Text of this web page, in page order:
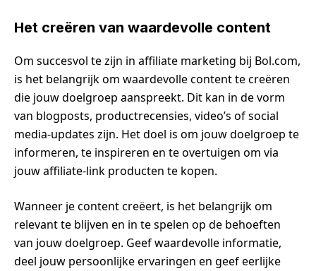
Het creëren van waardevolle content
Om succesvol te zijn in affiliate marketing bij Bol.com,
is het belangrijk om waardevolle content te creëren
die jouw doelgroep aanspreekt. Dit kan in de vorm
van blogposts, productrecensies, video’s of social
media-updates zijn. Het doel is om jouw doelgroep te
informeren, te inspireren en te overtuigen om via
jouw affiliate-link producten te kopen.
Wanneer je content creëert, is het belangrijk om
relevant te blijven en in te spelen op de behoeften
van jouw doelgroep. Geef waardevolle informatie,
deel jouw persoonlijke ervaringen en geef eerlijke